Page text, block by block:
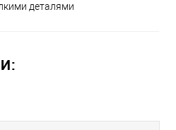
деталями